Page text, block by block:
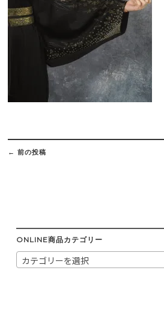
Post
navigation
← 前の投稿
ONLINE商品カテゴリー
カテゴリーを選択